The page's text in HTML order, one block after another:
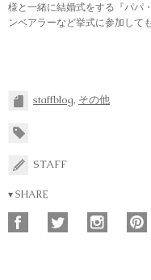
様と一緒に結婚式をする『パパ
ンベアラーなど挙式に参加して
staffblog, その他
STAFF
▾ SHARE